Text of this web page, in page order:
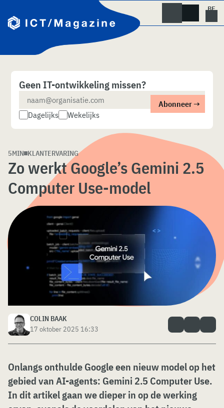
naar
content
Geen IT-ontwikkeling missen?
Dagelijks Wekelijks
5MIN KLANTERVARING
Zo werkt Google’s Gemini 2.5
Computer Use-model
COLIN BAAK
17 oktober 2025 16:33
Onlangs onthulde Google een nieuw model op het
gebied van AI-agents: Gemini 2.5 Computer Use.
In dit artikel gaan we dieper in op de werking